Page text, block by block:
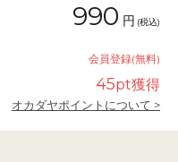
990 円 (税込)
会員登録(無料)
45pt獲得
オカダヤポイントについて >